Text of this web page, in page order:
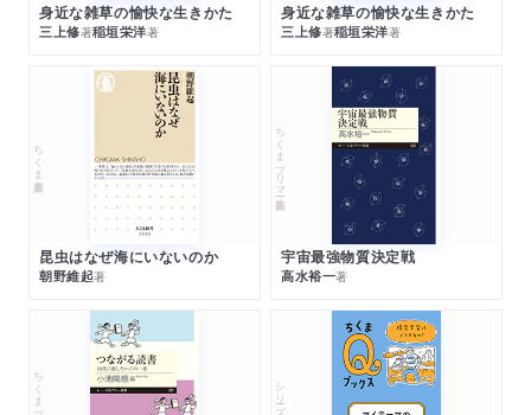
身近な雑草の愉快な生きかた
三上修著稲垣栄洋著
身近な雑草の愉快な生きかた
三上修著稲垣栄洋著
ちくま新書
昆虫はなぜ海にいないのか
朝野維起著
ちくまプリマー新書
宇宙最強物質決定戦
高水裕一著
ちくまプリマー新書 シリーズ・全集